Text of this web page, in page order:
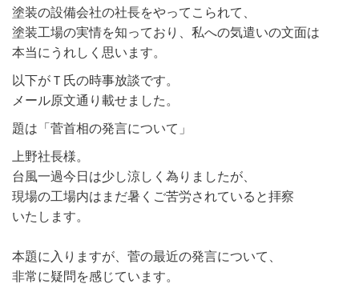
塗装の設備会社の社長をやってこられて、
塗装工場の実情を知っており、私への気遣いの文面は
本当にうれしく思います。
以下がＴ氏の時事放談です。
メール原文通り載せました。
題は「菅首相の発言について」
上野社長様。
台風一過今日は少し涼しく為りましたが、
現場の工場内はまだ暑くご苦労されていると拝察
いたします。
本題に入りますが、菅の最近の発言について、
非常に疑問を感じています。